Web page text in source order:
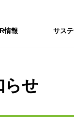
コンプライア
情報
IR
サス
務コース）
らせ